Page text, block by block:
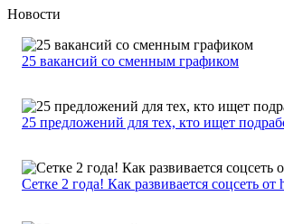
Новости
25 вакансий со сменным графиком
25 предложений для тех, кто ищет
Сетке 2 года! Как развивается соцсеть от